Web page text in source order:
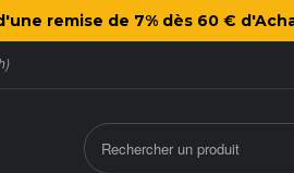
remise de 7% dès 60 €